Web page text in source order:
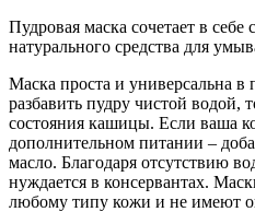
Пудровая маска сочетает в себе
натурального средства для
Маска проста и универсальна в
разбавить пудру чистой водой,
состояния кашицы. Если ваша
дополнительном питании –
масло. Благодаря отсутствию
нуждается в консервантах.
любому типу кожи и не имеют